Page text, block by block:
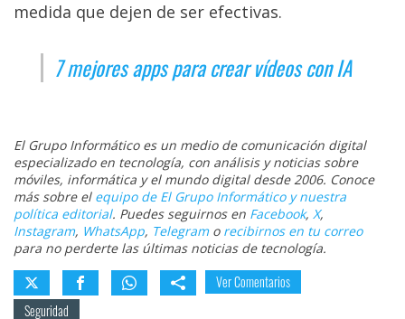
medida que dejen de ser efectivas.
7 mejores apps para crear vídeos con IA
El Grupo Informático es un medio de comunicación digital
especializado en tecnología, con análisis y noticias sobre
móviles, informática y el mundo digital desde 2006. Conoce
más sobre el equipo de El Grupo Informático y nuestra
política editorial. Puedes seguirnos en Facebook, X,
Instagram, WhatsApp, Telegramo recibirnos en tu correo
para no perderte las últimas noticias de tecnología.
Ver Comentarios
Seguridad